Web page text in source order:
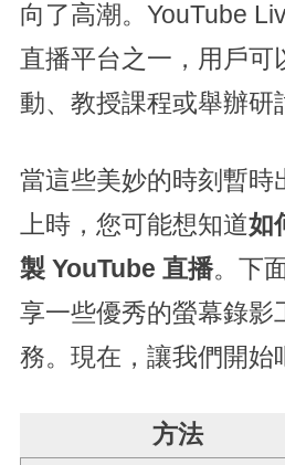
向了高潮。YouTube
直播平台之一，用戶可
動、教授課程或舉辦研
當這些美妙的時刻暫時
上時，您可能想知道如
製 YouTube 直播。下
享一些優秀的螢幕錄影
務。現在，讓我們開始
方法